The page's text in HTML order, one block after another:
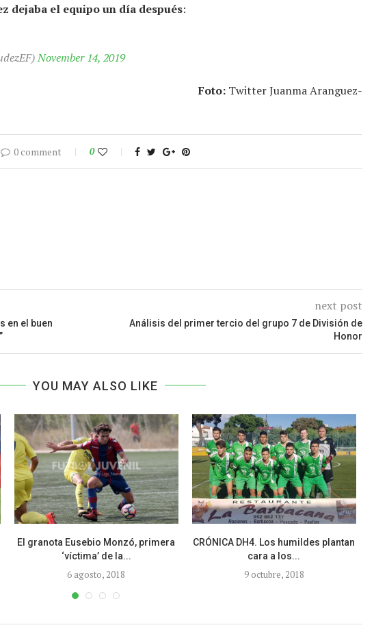
dejaba el equipo un día después:
November 14, 2019
Foto:Twitter Juanma Aranguez-
0 comment 0
en el buen
next post
Análisis del primer tercio del grupo 7 de División de
Honor
YOU MAY ALSO LIKE
El granota Eusebio Monzó, primera
‘víctima’ de la...
6 agosto, 2018
CRÓNICA DH4. Los humildes plantan
cara a los...
9 octubre, 2018